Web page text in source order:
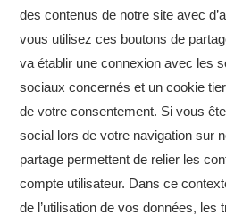
des contenus de notre site avec
vous utilisez ces boutons de
va établir une connexion avec les
sociaux concernés et un cookie
de votre consentement. Si vous
social lors de votre navigation sur
partage permettent de relier les
compte utilisateur. Dans ce
de l’utilisation de vos données, les